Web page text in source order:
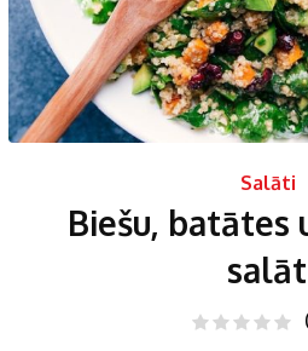
Salāti
Biešu, batātes